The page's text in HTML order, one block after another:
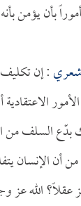
بأن يؤمن
: إن
الاعتقادية
بدّع السلف
أن الإنسان
عقلاً؟ الله